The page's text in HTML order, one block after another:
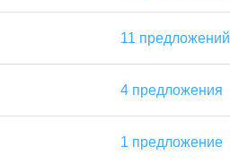
11 предложений
4 предложения
1 предложение